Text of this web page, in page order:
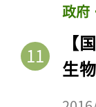
政府
【
生